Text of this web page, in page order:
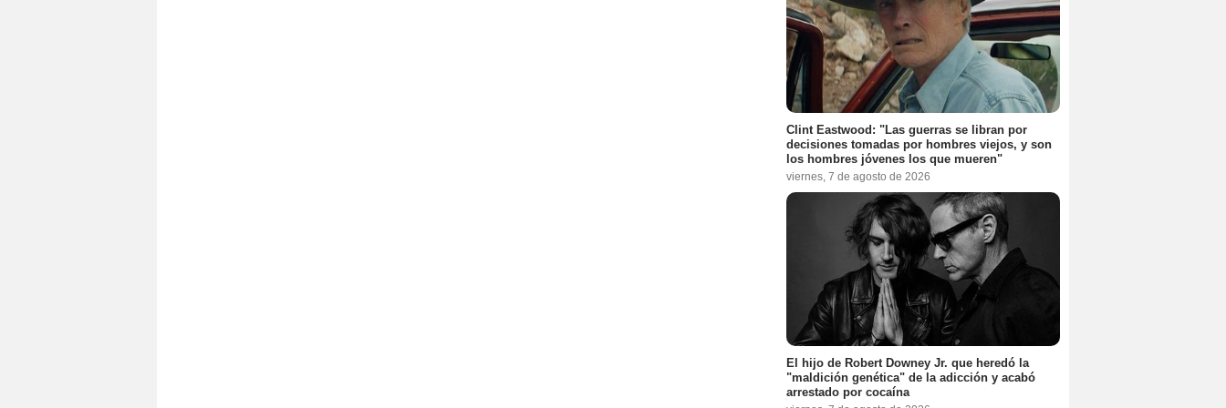
Clint Eastwood: "Las guerras se libran por
decisiones tomadas por hombres viejos, y son
los hombres jóvenes los que mueren"
viernes, 7 de agosto de 2026
El hijo de Robert Downey Jr. que heredó la
"maldición genética" de la adicción y acabó
arrestado por cocaína